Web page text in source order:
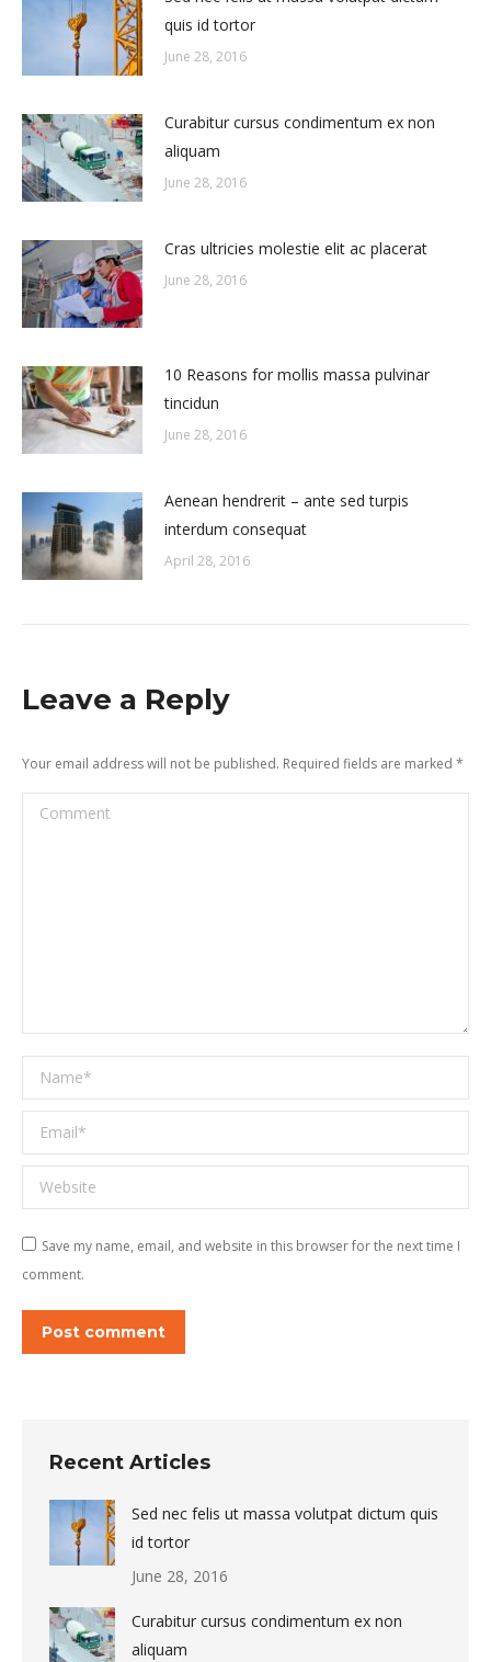
quis id tortor
June 28, 2016
Curabitur cursus condimentum ex non
aliquam
June 28, 2016
Cras ultricies molestie elit ac placerat
June 28, 2016
10 Reasons for mollis massa pulvinar
tincidun
June 28, 2016
Aenean hendrerit – ante sed turpis
interdum consequat
April 28, 2016
Leave a Reply
Your email address will not be published. Required fields are marked *
Comment
Name *
Email *
Website
Save my name, email, and website in this browser for the next time I
comment.
Post comment
Recent Articles
Sed nec felis ut massa volutpat dictum quis
id tortor
June 28, 2016
Curabitur cursus condimentum ex non
aliquam